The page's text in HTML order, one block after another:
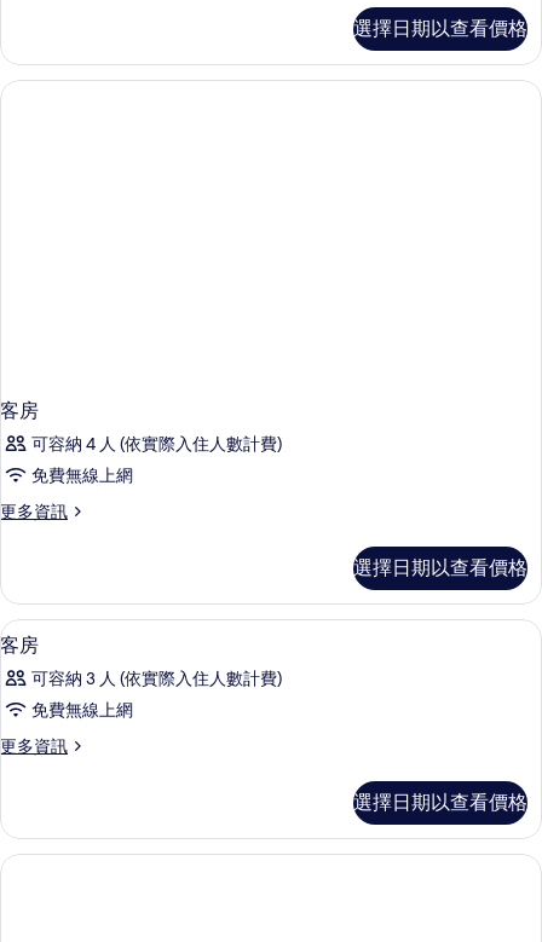
房
(Single
Use)
雙
床
房,
選擇日期以查看價格
客房
可容納 4 人 (依實際入住人數計費)
免費無線上網
更多資訊
更
的
詳
情
選擇日期以查看價格
顯
示
客
房
的
有
相
高級寢具、客房內保險箱、書桌、熨
4
客房
可容納 3 人 (依實際入住人數計費)
免費無線上網
更多資訊
更
的
詳
情
選擇日期以查看價格